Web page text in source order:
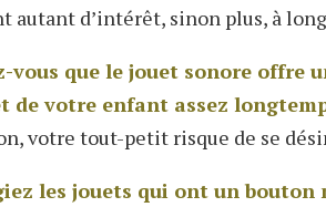
autant d’intérêt, sinon plus, à
vous que le jouet sonore offre
de votre enfant assez
votre tout-petit risque de se
les jouets qui ont un bouton